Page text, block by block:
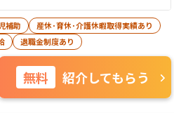
補助
産休･育休･介護休暇取得実績あり
退職金制度あり
無料 紹介してもらう